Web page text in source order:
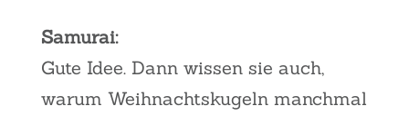
Samurai:
Gute Idee. Dann wissen sie auch,
warum Weihnachtskugeln manchmal